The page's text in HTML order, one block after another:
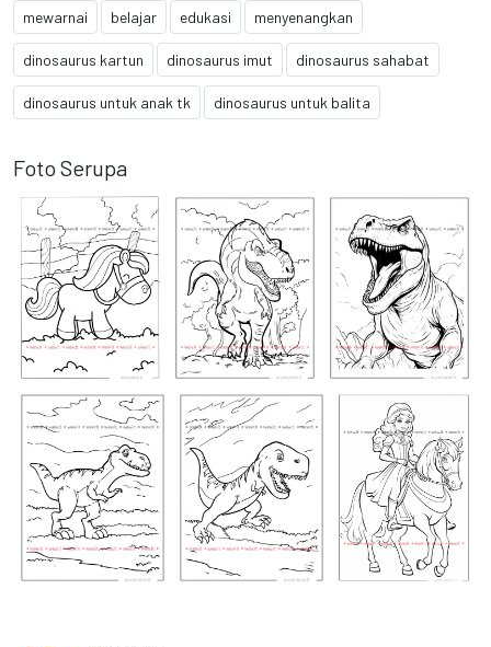
mewarnai belajar edukasi menyenangkan
dinosaurus kartun dinosaurus imut dinosaurus sahabat
dinosaurus untuk anak tk dinosaurus untuk balita
Foto Serupa